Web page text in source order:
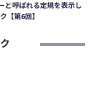
と呼ばれる定規を表示し
【第6回】